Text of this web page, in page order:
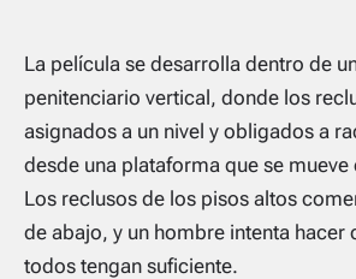
La película se desarrolla dentro de
penitenciario vertical, donde los
asignados a un nivel y obligados a
desde una plataforma que se mueve
Los reclusos de los pisos altos
de abajo, y un hombre intenta hacer
todos tengan suficiente.